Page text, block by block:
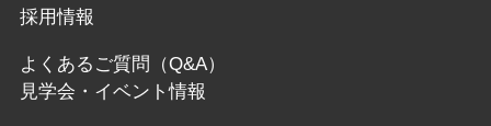
採用情報
よくあるご質問（Q&A）
見学会・イベント情報